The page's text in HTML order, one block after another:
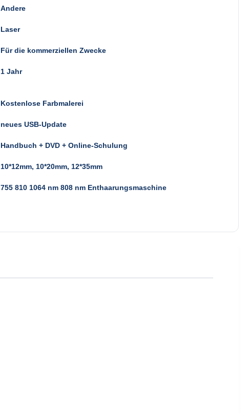
Andere
Laser
Für die kommerziellen Zwecke
1 Jahr
Kostenlose Farbmalerei
neues USB-Update
Handbuch + DVD + Online-Schulung
10*12mm, 10*20mm, 12*35mm
755 810 1064 nm 808 nm Enthaarungsmaschine